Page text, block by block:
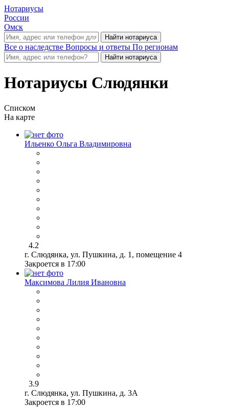
Нотариусы
России
Омск
Все о наследстве Вопросы и ответы По регионам
Нотариусы Слюдянки
Списком
На карте
Ильенко Ольга Владимировна
4.2
г. Слюдянка, ул. Пушкина, д. 1, помещение 4
Закроется в 17:00
Максимова Лилия Ивановна
3.9
г. Слюдянка, ул. Пушкина, д. 3А
Закроется в 17:00